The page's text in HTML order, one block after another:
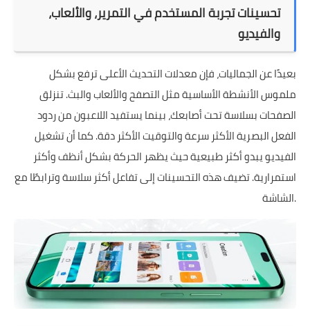
تحسينات تجربة المستخدم في التمرير، والألعاب،
والفيديو
بعيدًا عن الجماليات، فإن معدلات التحديث الأعلى ترفع بشكل
ملموس الأنشطة الأساسية مثل التصفح والألعاب والبث. تنزلق
الصفحات بسلاسة تحت أصابعك، بينما يستفيد اللاعبون من ردود
الفعل البصرية الأكثر سرعة والتوقيت الأكثر دقة. كما أن تشغيل
الفيديو يبدو أكثر طبيعية حيث يظهر الحركة بشكل أنظف وأكثر
استمرارية. تضيف هذه التحسينات إلى تفاعل أكثر سلاسة وترابطًا مع
الشاشة.